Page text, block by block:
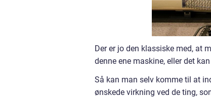
Der er jo den klassiske med, at
denne ene maskine, eller det
Så kan man selv komme til at
ønskede virkning ved de ting,